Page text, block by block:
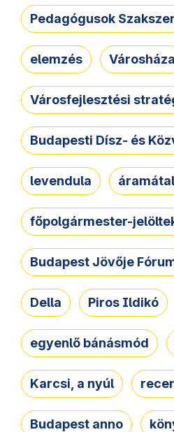
Pedagógusok
elemzés Városháza
Városfejlesztési
Budapesti Dísz- és
levendula
főpolgármester-
Budapest Jövője
Della Piros Ildikó
egyenlő bánásmód
Karcsi, a nyúl
Budapest anno